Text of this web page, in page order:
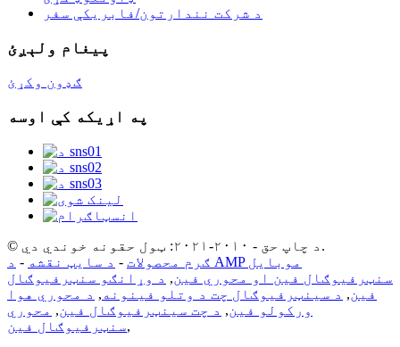
د شرکت نندارتون/فابریکې سفر
پیغام ولېږئ
ګډون وکړئ
په اړیکه کې اوسه
© د چاپ حق - ۲۰۱۰-۲۰۲۱: ټول حقونه خوندي دي.
ګرم محصولات - د سایټ نقشه -
د AMP موبایل
سنټرفیوګال فین او محوري فین, د وړانګو سنټرفیوګال
فین, د سینټرفیوګال چت د وتلو فینونه , د محوري هوا
ورکولو فین, د چت سینټرفیوګال فین, محوري
سنټرفیوګال فین,